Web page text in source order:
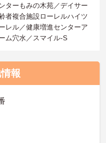
ターもみの木苑／デイサー
者複合施設ローレルハイツ
レル／健康増進センターア
ム穴水／スマイル-S
報